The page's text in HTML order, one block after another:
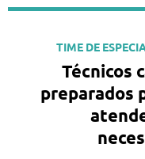
TIME DE
Técnicos
preparados